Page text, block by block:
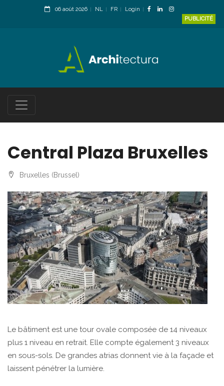
06 août 2026 NL FR
Login
PUBLICITÉ
Central Plaza Bruxelles
Bruxelles (Brussel)
Le bâtiment est une tour ovale composée de 14 niveaux
plus 1 niveau en retrait. Elle compte également 3 niveaux
en sous-sols. De grandes atrias donnent vie à la façade et
laissent pénétrer la lumière.